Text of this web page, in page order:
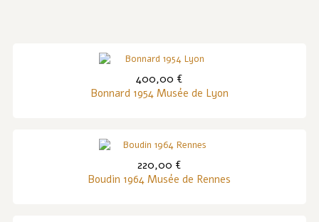
400,00 €
Bonnard 1954 Musée de Lyon
220,00 €
Boudin 1964 Musée de Rennes